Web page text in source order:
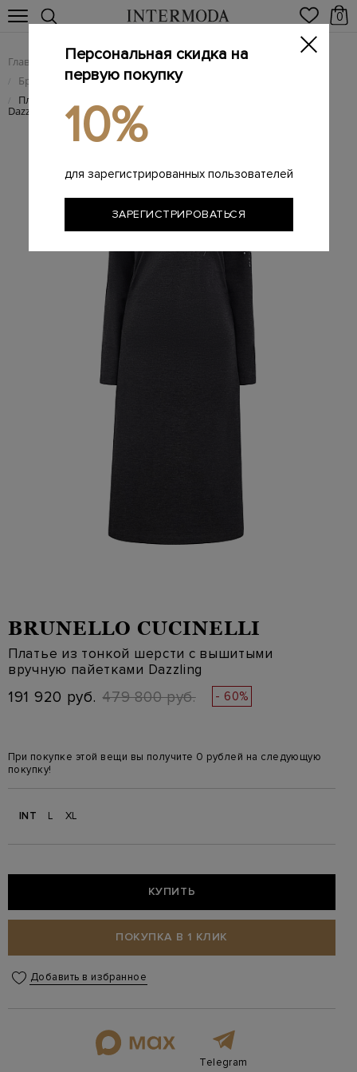
0
Главная Женщинам / Женская одежда
/ Брендовые женские платья
/ Платье из тонкой шерсти с вышитыми вручную пайетками
Dazzling
BRUNELLO CUCINELLI
Платье из тонкой шерсти с вышитыми
вручную пайетками Dazzling
191 920 руб. 479 800 руб. - 60%
При покупке этой вещи вы получите 0 рублей на следующую
покупку!
INT L XL
КУПИТЬ
ПОКУПКА В 1 КЛИК
Добавить в избранное
Telegram
Персональная скидка на
первую покупку
10%
для зарегистрированных пользователей
ЗАРЕГИСТРИРОВАТЬСЯ